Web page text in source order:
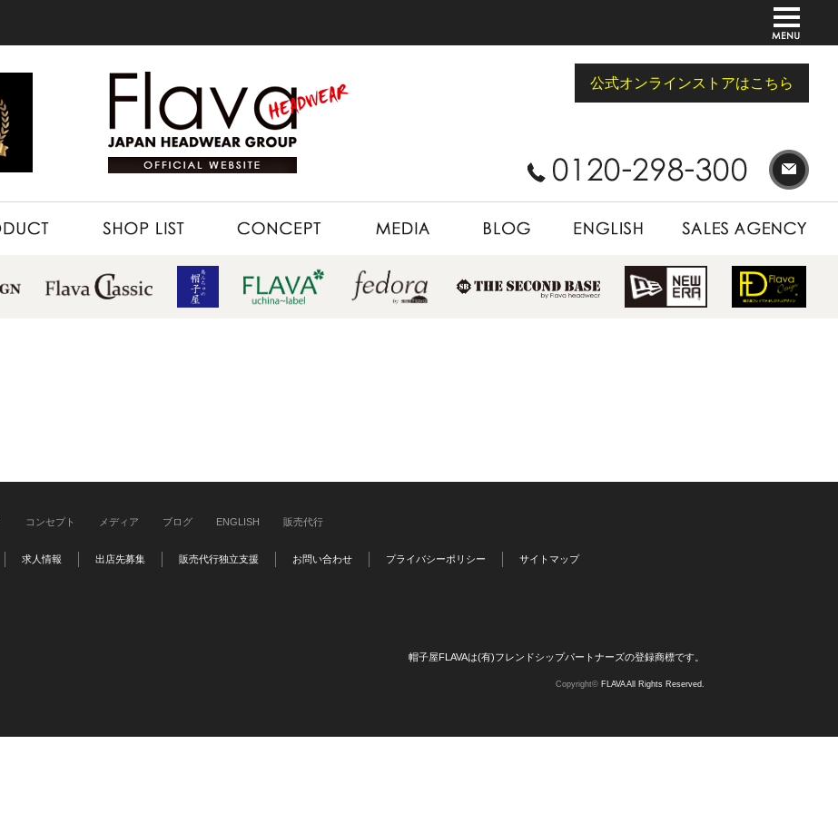
公式オンラインストアはこちら
コンセプト メディア ブログ ENGLISH 販売代行
求人情報 出店先募集 販売代行独立支援 お問い合わせ プライバシーポリシー サイトマップ
帽子屋FLAVAは(有)フレンドシップパートナーズの登録商標です。
Copyright© FLAVA All Rights Reserved.